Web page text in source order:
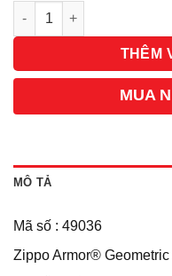
Số lượng
THÊM
MUA
MÔ TẢ
Mã số : 49036
Zippo Armor®